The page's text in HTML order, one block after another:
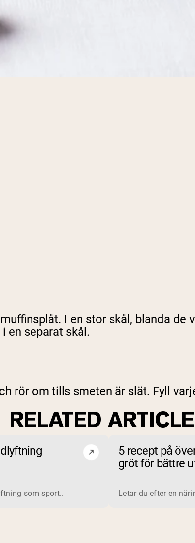
I en stor skål, blanda de
en separat skål.
rör om tills smeten är slät. Fyll
RELATED
är ett komplett protein som utvinns från mjölk.
som sport..
5 recept på
gröt för bättre
Letar du efter en